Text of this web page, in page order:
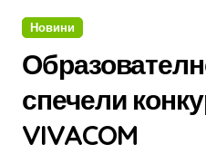
Новини
спечели
VIVACOM